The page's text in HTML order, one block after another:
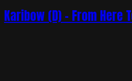
Karibow (D) – From Here